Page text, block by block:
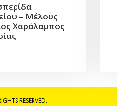
– Μέλους
Χαράλαμπος
RESERVED.